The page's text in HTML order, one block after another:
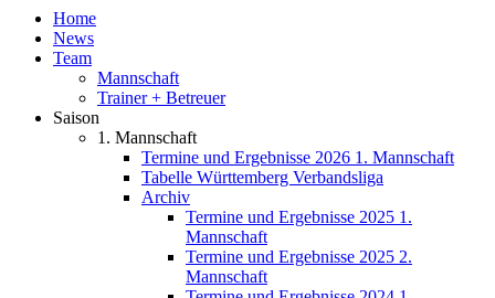
Home
News
Team
Mannschaft
Trainer + Betreuer
Saison
1. Mannschaft
Termine und Ergebnisse 2026 1. Mannschaft
Tabelle Württemberg Verbandsliga
Archiv
Termine und Ergebnisse 2025 1.
Mannschaft
Termine und Ergebnisse 2025 2.
Mannschaft